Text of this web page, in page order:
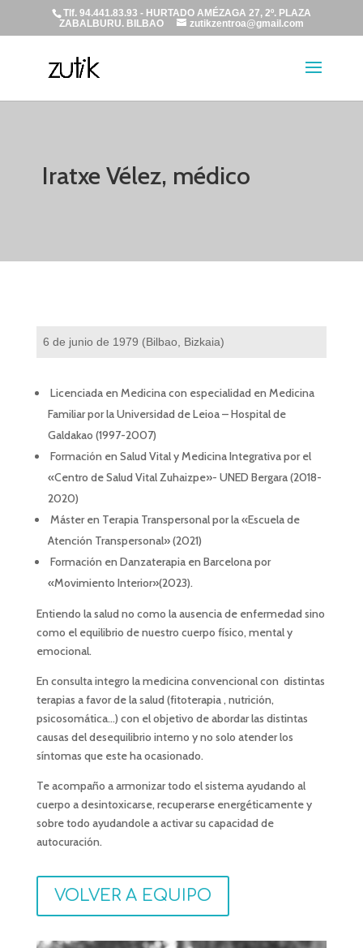
Tlf. 94.441.83.93 - HURTADO AMÉZAGA 27, 2º. PLAZA
ZABALBURU. BILBAO
zutikzentroa@gmail.com
Iratxe Vélez, médico
6 de junio de 1979 (Bilbao, Bizkaia)
Licenciada en Medicina con especialidad en Medicina
Familiar por la Universidad de Leioa – Hospital de
Galdakao (1997-2007)
Formación en Salud Vital y Medicina Integrativa por el
«Centro de Salud Vital Zuhaizpe»- UNED Bergara (2018-
2020)
Máster en Terapia Transpersonal por la «Escuela de
Atención Transpersonal» (2021)
Formación en Danzaterapia en Barcelona por
«Movimiento Interior»(2023).
Entiendo la salud no como la ausencia de enfermedad sino
como el equilibrio de nuestro cuerpo físico, mental y
emocional.
En consulta integro la medicina convencional con distintas
terapias a favor de la salud (fitoterapia , nutrición,
psicosomática…) con el objetivo de abordar las distintas
causas del desequilibrio interno y no solo atender los
síntomas que este ha ocasionado.
Te acompaño a armonizar todo el sistema ayudando al
cuerpo a desintoxicarse, recuperarse energéticamente y
sobre todo ayudandole a activar su capacidad de
autocuración.
VOLVER A EQUIPO